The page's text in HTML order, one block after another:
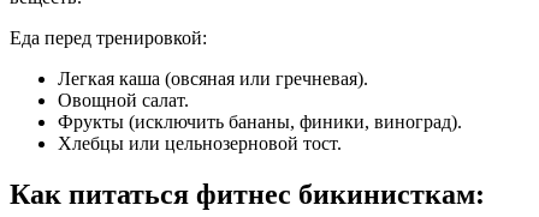
Еда перед тренировкой:
Легкая каша (овсяная или гречневая).
Овощной салат.
Фрукты (исключить бананы, финики, виноград).
Хлебцы или цельнозерновой тост.
Как питаться фитнес бикинисткам: